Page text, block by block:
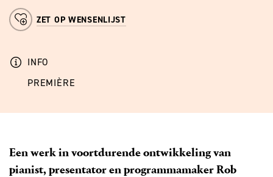
Een werk in voortdurende ontwikkeling van
pianist, presentator en programmamaker Rob
ZET OP WENSENLIJST
INFO
PREMIÈRE